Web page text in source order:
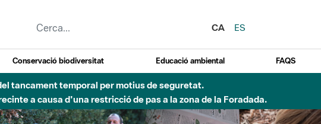
CA
ES
Conservació biodiversitat Educació ambiental FAQS
del Besòs per pluges intenses.